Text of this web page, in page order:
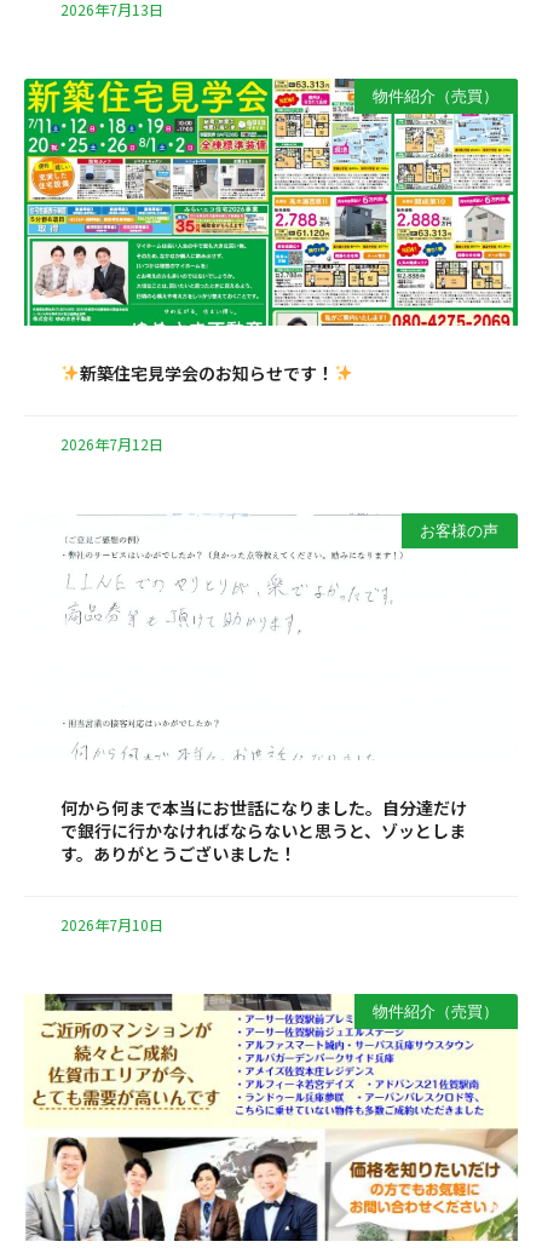
2026年7月13日
物件紹介（売買）
新築住宅見学会のお知らせです！
2026年7月12日
お客様の声
何から何まで本当にお世話になりました。自分達だけ
で銀行に行かなければならないと思うと、ゾッとしま
す。ありがとうございました！
2026年7月10日
物件紹介（売買）